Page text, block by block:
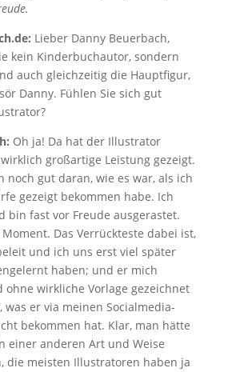
Lieber Danny Beuerbach,
kein Kinderbuchautor, sondern
auch gleichzeitig die Hauptfigur,
Danny. Fühlen Sie sich gut
Oh ja! Da hat der Illustrator
großartige Leistung gezeigt.
noch gut daran, wie es war, als ich
gezeigt bekommen habe. Ich
bin fast vor Freude ausgerastet.
Das Verrückteste dabei ist,
und ich uns erst viel später
haben; und er mich
wirkliche Vorlage gezeichnet
er via meinen Socialmedia-
bekommen hat. Klar, man hätte
einer anderen Art und Weise
die meisten Illustratoren haben ja